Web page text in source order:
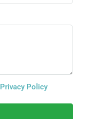
Privacy Policy